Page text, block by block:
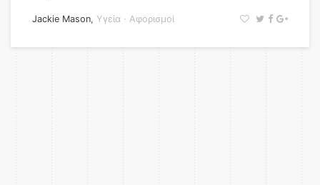
Jackie Mason, Υγεία · Αφορισμοί